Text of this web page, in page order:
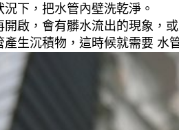
下，把水管內壁洗乾淨。
啟，會有髒水流出的現象，
生沉積物，這時候就需要 水